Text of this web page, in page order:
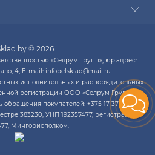
© 2026
«Селрум Групп», юр.адрес:
4, E-mail: infobelsklad@mail.ru
исполнительных и распорядительных
регистрации ООО «Селрум Групп»,
покупателей: +375 17 378-34-12.
383230, УНП 192357477, регистрация
Мингорисполком.